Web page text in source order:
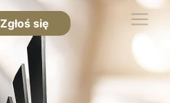
Zgłoś się